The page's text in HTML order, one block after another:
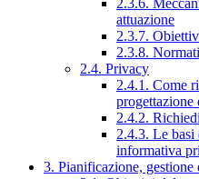
attuazione
2.3.7.
2.3.8.
2.4. Privacy
2.4.1. Come
2.4.2.
2.4.3. Le basi
informativa
3. Pianificazione, gestione